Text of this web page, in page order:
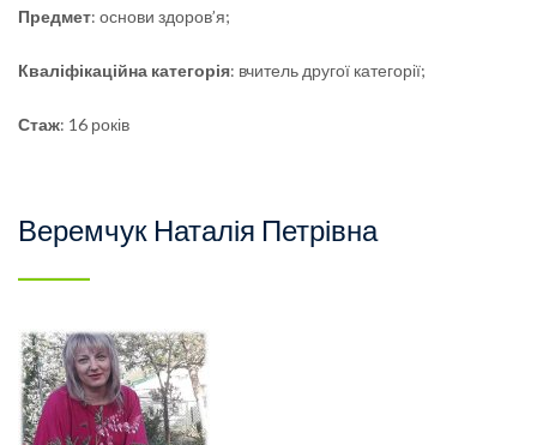
Предмет: основи здоров’я;
Кваліфікаційна категорія: вчитель другої категорії;
Стаж: 16 років
Веремчук Наталія Петрівна